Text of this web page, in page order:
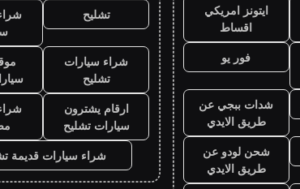
ايتونز امريكي
اقساط
فور يو
شدات ببجي عن
طريق الايدي
شحن لودو عن
طريق الايدي
تشليح
شراء سيارات
تشليح
ارقام يشترون
سيارات تشليح
شراء سيارات قديمة